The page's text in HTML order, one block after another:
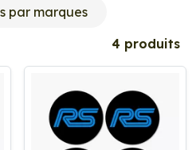
par marques
4 produits